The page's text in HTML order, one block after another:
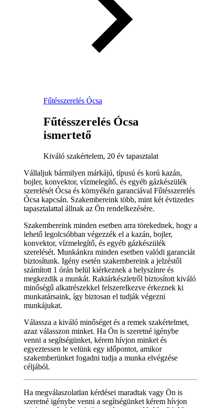
Fűtésszerelés Ócsa
Fűtésszerelés Ócsa
ismertető
Kiváló szakértelem, 20 év tapasztalat
Vállaljuk bármilyen márkájú, típusú és korú kazán,
bojler, konvektor, vízmelegítő, és egyéb gázkészülék
szerelését Ócsa és környékén garanciával Fűtésszerelés
Ócsa kapcsán. Szakembereink több, mint két évtizedes
tapasztalattal állnak az Ön rendelkezésére.
Szakembereink minden esetben arra törekednek, hogy a
lehető legolcsóbban végezzék el a kazán, bojler,
konvektor, vízmelegítő, és egyéb gázkészülék
szerelését. Munkánkra minden esetben valódi garanciát
biztosítunk. Igény esetén szakembereink a jelzéstől
számított 1 órán belül kiérkeznek a helyszínre és
megkezdik a munkát. Raktárkészletről biztosított kiváló
minőségű alkatrészekkel felszerelkezve érkeznek ki
munkatársaink, így biztosan el tudják végezni
munkájukat.
Válassza a kiváló minőséget és a remek szakértelmet,
azaz válasszon minket. Ha Ön is szeretné igénybe
venni a segítségünket, kérem hívjon minket és
egyeztessen le velünk egy időpontot, amikor
szakemberünket fogadni tudja a munka elvégzése
céljából.
Ha megválaszolatlan kérdései maradtak vagy Ön is
szeretné igénybe venni a segítségünket kérem hívjon